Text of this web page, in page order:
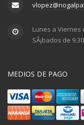
Lunes a Viernes
SÃ¡bados de
MEDIOS DE PAGO